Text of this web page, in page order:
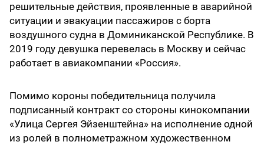
решительные действия, проявленные в аварийной
ситуации и эвакуации пассажиров с борта
воздушного судна в Доминиканской Республике. В
2019 году девушка перевелась в Москву и сейчас
работает в авиакомпании «Россия».
Помимо короны победительница получила
подписанный контракт со стороны кинокомпании
«Улица Сергея Эйзенштейна» на исполнение одной
из ролей в полнометражном художественном